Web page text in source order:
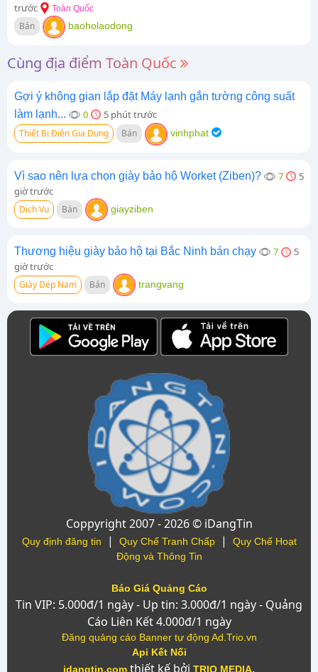
trước
Toàn Quốc
Bán baoholaodong
Cùng địa điểm Toàn Quốc
Gợi ý không gian lắp đặt Máy lạnh gắn tường công suất
làm lạnh...
0 5 phút trước
Thiết Bị Điện Gia Dụng Bán vinhphat
Vì sao nên lựa chọn giày bảo hộ Worket (Ziben)? 7
5
giờ trước
Dịch Vụ Bán giayziben
Thương hiệu giày bảo hộ tại Bắc Ninh bán chạy 7
5
giờ trước
Giày Dép Nam Bán trangvang
Coppyright 2007 - 2026 © iDangTin
Quy định đăng tin | Quy Chế Tranh Chấp|
Quy Chế Hoạt
Động và Thông Tin
Báo Giá Quảng Cáo
Tin VIP: 5.000đ/1 ngày - Up tin: 3.000đ/1 ngày - Quảng
Cáo Liên Kết 4.000đ/1 ngày
Đăng quảng cáo Banner tự động Ad.Trio.vn
Api Kết Nối
idangtin.com thiết kế bởi TRIO MEDIA.